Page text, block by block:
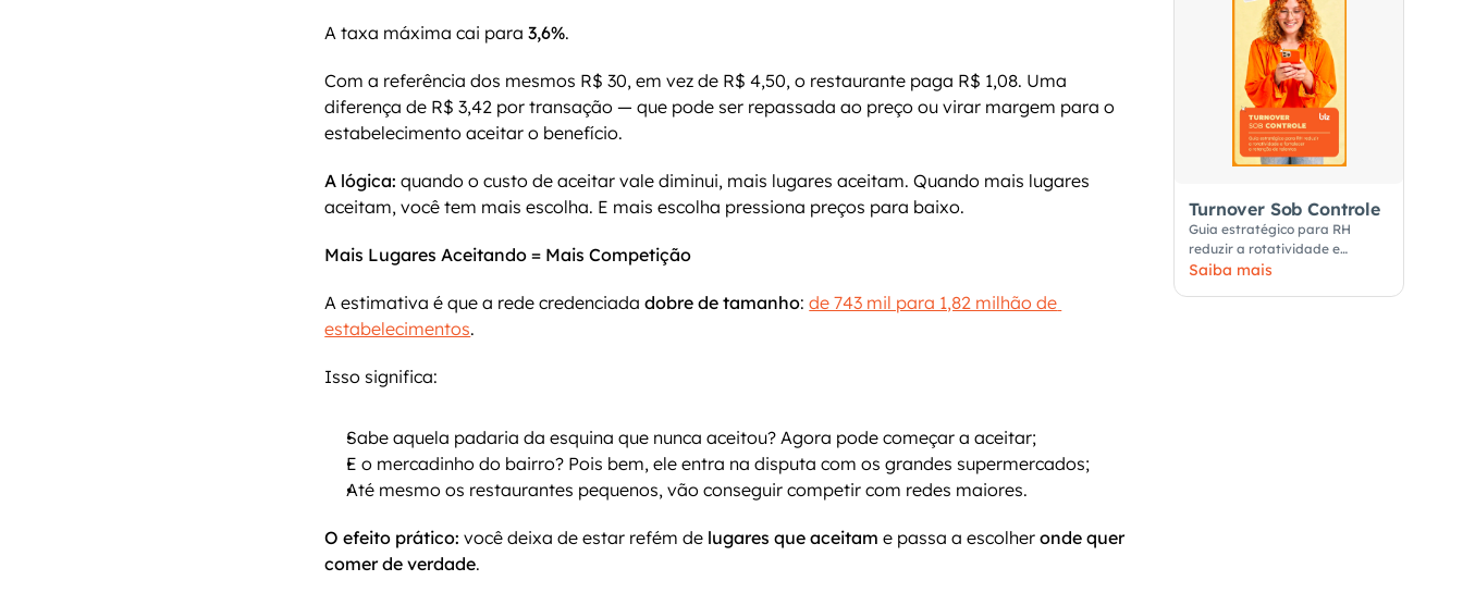
A taxa máxima cai para 3,6%.
Com a referência dos mesmos R$ 30, em vez de R$ 4,50, o restaurante paga R$ 1,08. Uma
diferença de R$ 3,42 por transação — que pode ser repassada ao preço ou virar margem para o
estabelecimento aceitar o benefício.
A lógica: quando o custo de aceitar vale diminui, mais lugares aceitam. Quando mais lugares
aceitam, você tem mais escolha. E mais escolha pressiona preços para baixo.
Mais Lugares Aceitando = Mais Competição
A estimativa é que a rede credenciada dobre de tamanho: de 743 mil para 1,82 milhão de
estabelecimentos.
Isso significa:
Sabe aquela padaria da esquina que nunca aceitou? Agora pode começar a aceitar;
E o mercadinho do bairro? Pois bem, ele entra na disputa com os grandes supermercados;
Até mesmo os restaurantes pequenos, vão conseguir competir com redes maiores.
O efeito prático: você deixa de estar refém de lugares que aceitam e passa a escolher onde quer
comer de verdade.
Turnover Sob Controle
Guia estratégico para RH
reduzir a rotatividade e
fortalecer a retenção de
Saiba mais